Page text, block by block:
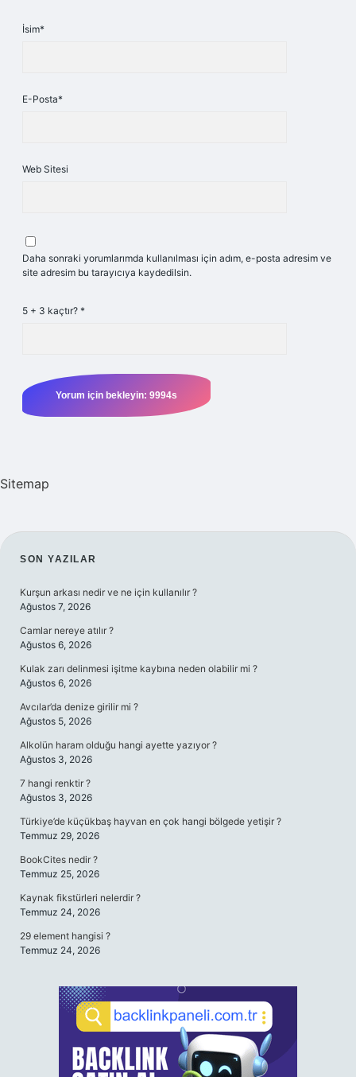
İsim*
E-Posta*
Web Sitesi
Daha sonraki yorumlarımda kullanılması için adım, e-posta adresim ve
site adresim bu tarayıcıya kaydedilsin.
5 + 3 kaçtır? *
Sitemap
SIDEBAR
SON YAZILAR
Kurşun arkası nedir ve ne için kullanılır ?
Ağustos 7, 2026
Camlar nereye atılır ?
Ağustos 6, 2026
Kulak zarı delinmesi işitme kaybına neden olabilir mi ?
Ağustos 6, 2026
Avcılar’da denize girilir mi ?
Ağustos 5, 2026
Alkolün haram olduğu hangi ayette yazıyor ?
Ağustos 3, 2026
7 hangi renktir ?
Ağustos 3, 2026
Türkiye’de küçükbaş hayvan en çok hangi bölgede yetişir ?
Temmuz 29, 2026
BookCites nedir ?
Temmuz 25, 2026
Kaynak fikstürleri nelerdir ?
Temmuz 24, 2026
29 element hangisi ?
Temmuz 24, 2026